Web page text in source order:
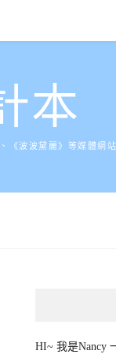
本
《波波黛麗》等媒體網站
HI~ 我是Nancy